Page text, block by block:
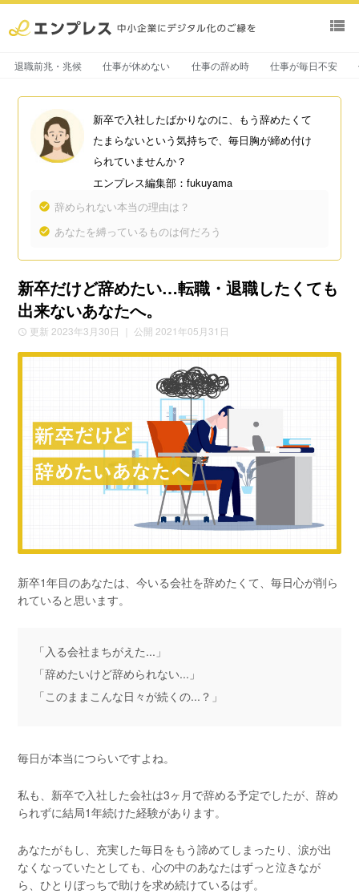
view_list
退職前兆・兆候 仕事が休めない 仕事の辞め時 仕事が毎日不安
新卒で入社したばかりなのに、もう辞めたくて
たまらないという気持ちで、毎日胸が締め付け
られていませんか？
エンプレス編集部：fukuyama
辞められない本当の理由は？
あなたを縛っているものは何だろう
新卒だけど辞めたい…転職・退職したくても
出来ないあなたへ。
更新 2023年3月30日 ｜ 公開 2021年05月31日
新卒1年目のあなたは、今いる会社を辞めたくて、毎日心が削ら
れていると思います。
「入る会社まちがえた...」
「辞めたいけど辞められない...」
「このままこんな日々が続くの...？」
毎日が本当につらいですよね。
私も、新卒で入社した会社は3ヶ月で辞める予定でしたが、辞め
られずに結局1年続けた経験があります。
あなたがもし、充実した毎日をもう諦めてしまったり、涙が出
なくなっていたとしても、心の中のあなたはずっと泣きなが
ら、ひとりぼっちで助けを求め続けているはず。